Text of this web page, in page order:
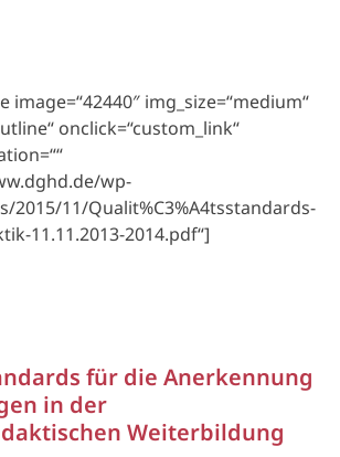
image=“42440″ img_size=“medium“
onclick=“custom_link“
wp-
2015/11/Qualit%C3%A4tsstandards-
11.11.2013-2014.pdf“]
für die Anerkennung
in der
Weiterbildung